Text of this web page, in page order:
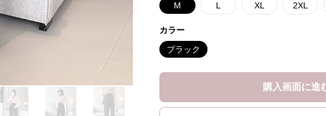
M L XL 2XL
カラー
ブラック
購入画面に進